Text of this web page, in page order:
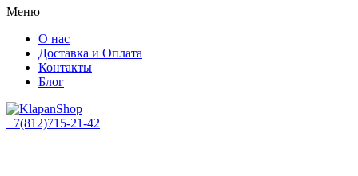
Меню
О нас
Доставка и Оплата
Контакты
Блог
+7(812)715-21-42